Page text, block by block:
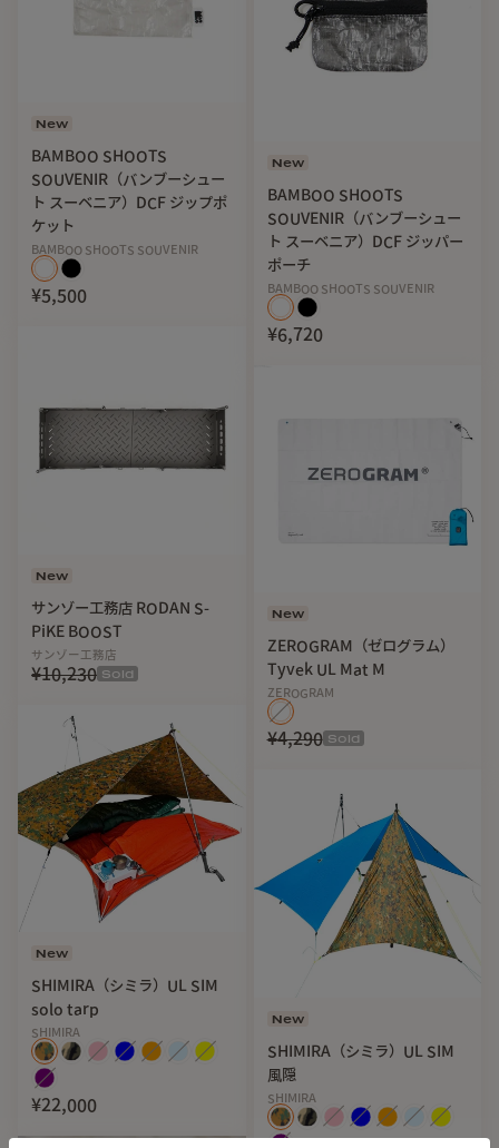
New
BAMBOO SHOOTS
SOUVENIR（バンブーシュー
ト スーベニア）DCF ジップポ
ケット
BAMBOO SHOOTS SOUVENIR
¥5,500
New
サンゾー工務店 RODAN S-
PiKE BOOST
サンゾー工務店
¥10,230 Sold
New
SHIMIRA（シミラ）UL SIM
solo tarp
SHIMIRA
¥22,000
New
BAMBOO SHOOTS
SOUVENIR（バンブーシュー
ト スーベニア）DCF ジッパー
ポーチ
BAMBOO SHOOTS SOUVENIR
¥6,720
New
ZEROGRAM（ゼログラム）
Tyvek UL Mat M
ZEROGRAM
¥4,290 Sold
New
SHIMIRA（シミラ）UL SIM
風隠
SHIMIRA